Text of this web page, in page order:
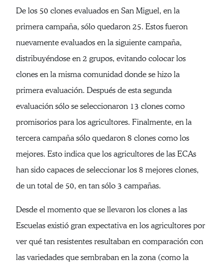
De los 50 clones evaluados en San Miguel, en la
primera campaña, sólo quedaron 25. Estos fueron
nuevamente evaluados en la siguiente campaña,
distribuyéndose en 2 grupos, evitando colocar los
clones en la misma comunidad donde se hizo la
primera evaluación. Después de esta segunda
evaluación sólo se seleccionaron 13 clones como
promisorios para los agricultores. Finalmente, en la
tercera campaña sólo quedaron 8 clones como los
mejores. Esto indica que los agricultores de las ECAs
han sido capaces de seleccionar los 8 mejores clones,
de un total de 50, en tan sólo 3 campañas.
Desde el momento que se llevaron los clones a las
Escuelas existió gran expectativa en los agricultores por
ver qué tan resistentes resultaban en comparación con
las variedades que sembraban en la zona (como la